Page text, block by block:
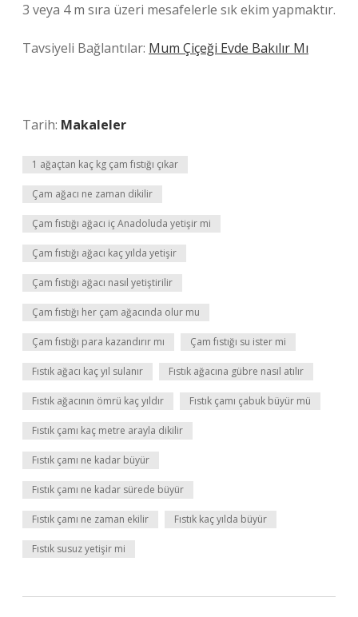
3 veya 4 m sıra üzeri mesafelerle sık ekim yapmaktır.
Tavsiyeli Bağlantılar: Mum Çiçeği Evde Bakılır Mı
Tarih: Makaleler
1 ağaçtan kaç kg çam fıstığı çıkar
Çam ağacı ne zaman dikilir
Çam fıstığı ağacı iç Anadoluda yetişir mi
Çam fıstığı ağacı kaç yılda yetişir
Çam fıstığı ağacı nasıl yetiştirilir
Çam fıstığı her çam ağacında olur mu
Çam fıstığı para kazandırır mı Çam fıstığı su ister mi
Fıstık ağacı kaç yıl sulanır Fıstık ağacına gübre nasıl atılır
Fıstık ağacının ömrü kaç yıldır Fıstık çamı çabuk büyür mü
Fıstık çamı kaç metre arayla dikilir
Fıstık çamı ne kadar büyür
Fıstık çamı ne kadar sürede büyür
Fıstık çamı ne zaman ekilir Fıstık kaç yılda büyür
Fıstık susuz yetişir mi